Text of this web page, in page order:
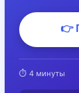
👉
⏱️ 4 минуты